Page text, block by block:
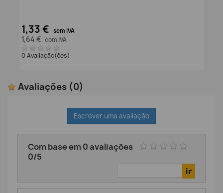
1,33 € sem IVA
1,64 € com IVA
0 Avaliação(ões)
Avaliações (0)
Escrever uma avaliação
Com base em 0avaliações-
0/5